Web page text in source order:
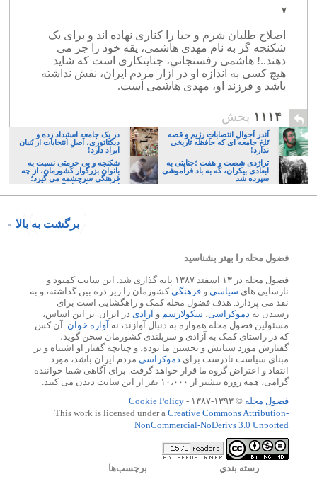
۷
اصلاح طلبان شرم و حیا را کناری نهاده اند و برای یک
شکنجه گر به نام مهدی هاشمی، یقه خود را جر می
دهند..! هاشمی رفسنجانی، جنایتکاری است که شاید
هیچ کسی به اندازه او در آزار مردم ایران، نقش نداشته
باشد و فرزند او، مهدی هاشمی است.
۱۱۱۴ پخش
اَندر اَحوالِ انتصاباتِ رژیم و قصه
تَلخ جامعه ای که حافظه تاریخی
ندارد!
در یک جامعه استبداد زده و
دیکتاتوری، اَصلِ انتخابات از بُنیان
ایراد دارد!
تراژدی شصت و هفت ؛جنایتی به
ابعادی بیکران، که به باد فراموشی
سپرده شد
شکنجه و بی حرمتی نسبت به
بانوان بزرگوار کشورمان، از چه
فرهنگی سرچشمه می گیرد؛
ایرانی، و یا تازیان؟
برگشت به بالا
فضول محله را بهتر بشناسید
فضول محله در ۱۳ اسفند ۱۳۸۷ پایه گذاری شد. این سایت کمبود و
نارسایی های سیاسی و فرهنگیکشورمان را زیر ذره بین گذاشته، و به
نقد می پردازد. هدف فضول محله کمک و راهگشایی است برای
رسیدن به دموکراسی، سکولارسم و آزادی در ایران. بر این اساس،
مسئولین فضول محله همواره به دنبال آوازند، نه آوازه خوان. آن کس
که در راستای کمک به آزادی و سربلندی کشورمان سخن گوید،
گفتارش مورد ستایش و تحسین ما بوده، و چنانچه گفتار او اشتباه و بر
مبنای سیاست نادرست برای دموکراسی مردم ایران باشد، مورد
انتقاد و اعتراض گروه ما قرار خواهد گرفت. برای آگاهی شما خواننده
گرامی، همه روزه بیشتر از ۱۰،۰۰۰ نفر از این سایت دیدن می کنند.
فضول محله © ۱۳۹۳-۱۳۸۷ -
Cookie Policy
This work is licensed under a Creative Commons Attribution-
NonCommercial-NoDerivs 3.0 Unported
رسته بندي برچسب‌ها